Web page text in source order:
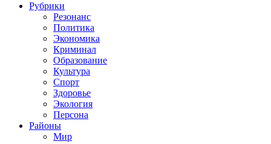
Рубрики
Резонанс
Политика
Экономика
Криминал
Образование
Культура
Спорт
Здоровье
Экология
Персона
Районы
Мир